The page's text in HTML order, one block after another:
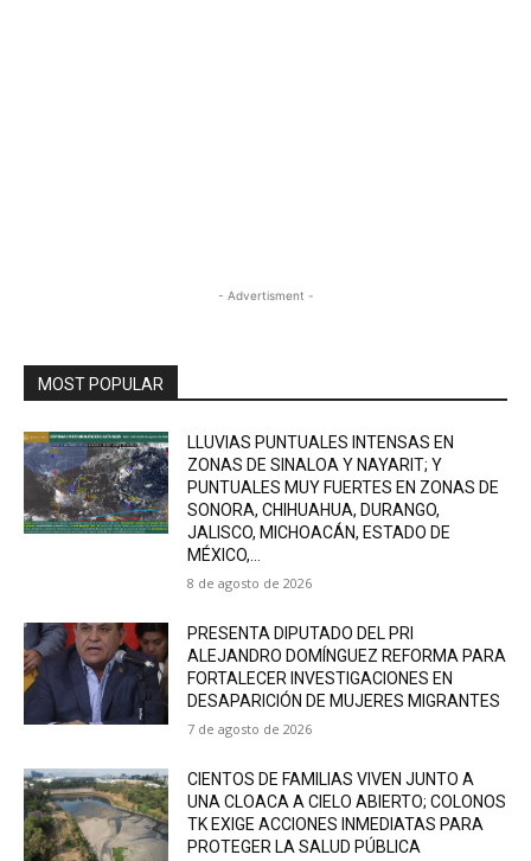
- Advertisment -
MOST POPULAR
LLUVIAS PUNTUALES INTENSAS EN
ZONAS DE SINALOA Y NAYARIT; Y
PUNTUALES MUY FUERTES EN ZONAS DE
SONORA, CHIHUAHUA, DURANGO,
JALISCO, MICHOACÁN, ESTADO DE
MÉXICO,...
8 de agosto de 2026
PRESENTA DIPUTADO DEL PRI
ALEJANDRO DOMÍNGUEZ REFORMA PARA
FORTALECER INVESTIGACIONES EN
DESAPARICIÓN DE MUJERES MIGRANTES
7 de agosto de 2026
CIENTOS DE FAMILIAS VIVEN JUNTO A
UNA CLOACA A CIELO ABIERTO; COLONOS
TK EXIGE ACCIONES INMEDIATAS PARA
PROTEGER LA SALUD PÚBLICA